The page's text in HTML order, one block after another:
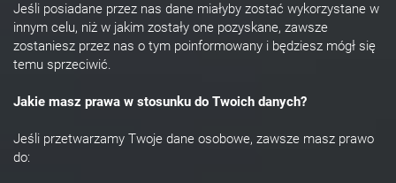
Jeśli posiadane przez nas dane miałyby zostać wykorzystane w
innym celu, niż w jakim zostały one pozyskane, zawsze
zostaniesz przez nas o tym poinformowany i będziesz mógł się
temu sprzeciwić.
Jakie masz prawa w stosunku do Twoich danych?
Jeśli przetwarzamy Twoje dane osobowe, zawsze masz prawo
do: